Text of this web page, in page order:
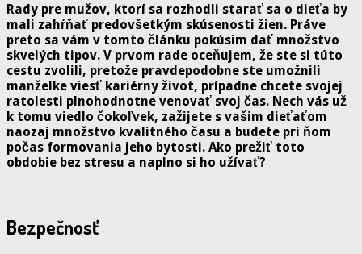
Rady pre mužov, ktorí sa rozhodli starať sa o dieťa by
mali zahŕňať predovšetkým skúsenosti žien. Práve
preto sa vám v tomto článku pokúsim dať množstvo
skvelých tipov. V prvom rade oceňujem, že ste si túto
cestu zvolili, pretože pravdepodobne ste umožnili
manželke viesť kariérny život, prípadne chcete svojej
ratolesti plnohodnotne venovať svoj čas. Nech vás už
k tomu viedlo čokoľvek, zažijete s vašim dieťaťom
naozaj množstvo kvalitného času a budete pri ňom
počas formovania jeho bytosti. Ako prežiť toto
obdobie bez stresu a naplno si ho užívať?
Bezpečnosť